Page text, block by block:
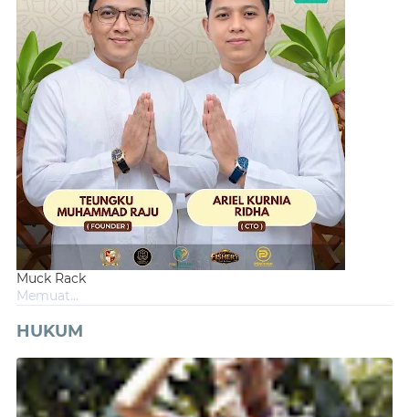
Muck Rack
Memuat...
HUKUM